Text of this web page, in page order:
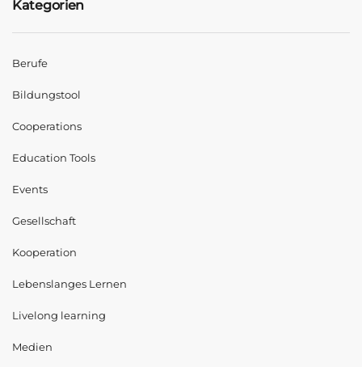
Kategorien
Berufe
Bildungstool
Cooperations
Education Tools
Events
Gesellschaft
Kooperation
Lebenslanges Lernen
Livelong learning
Medien